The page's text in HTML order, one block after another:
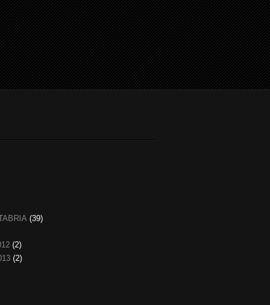
(39)
(2)
(2)